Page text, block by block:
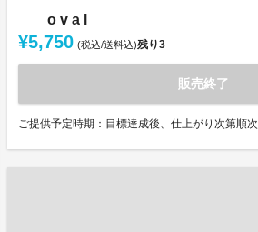
o v a l
¥5,750 (税込/送料込)残り3
販売終了
ご提供予定時期：目標達成後、仕上がり次第順次